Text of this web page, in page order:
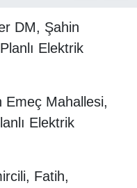
DM, Şahin
Elektrik
Emeç Mahallesi,
Elektrik
Fatih,